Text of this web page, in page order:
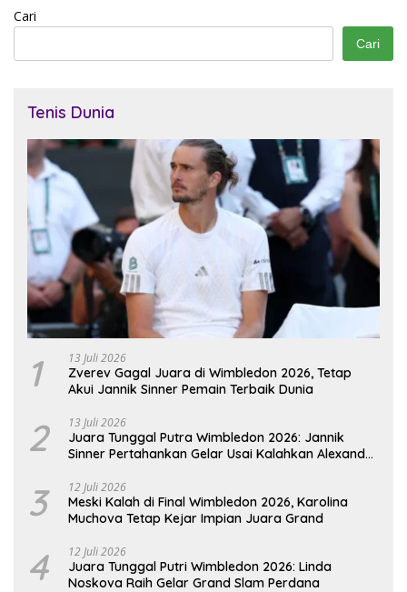
Cari
Cari
Tenis Dunia
1 13 Juli 2026
Zverev Gagal Juara di Wimbledon 2026, Tetap
Akui Jannik Sinner Pemain Terbaik Dunia
2 13 Juli 2026
Juara Tunggal Putra Wimbledon 2026: Jannik
Sinner Pertahankan Gelar Usai Kalahkan Alexander
3 12 Juli 2026
Meski Kalah di Final Wimbledon 2026, Karolina
Muchova Tetap Kejar Impian Juara Grand
4 12 Juli 2026
Juara Tunggal Putri Wimbledon 2026: Linda
Noskova Raih Gelar Grand Slam Perdana